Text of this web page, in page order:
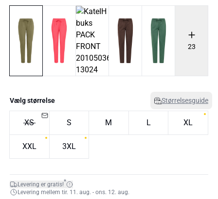
23
Vælg størrelse Størrelsesguide
XS S M L XL
XXL 3XL
Levering er gratis!*
Levering mellem tir. 11. aug. - ons. 12. aug.